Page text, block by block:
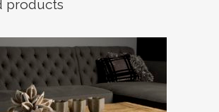
products